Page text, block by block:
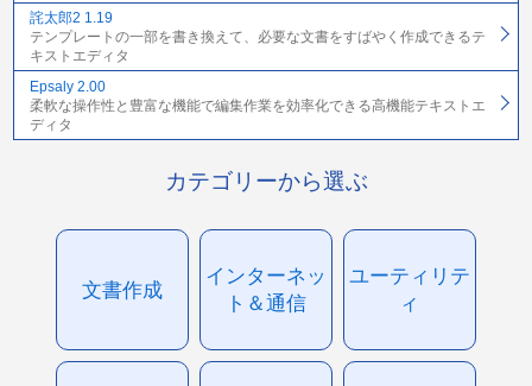
詫太郎2 1.19
テンプレートの一部を書き換えて、必要な文書をすばやく作成できるテ
キストエディタ
Epsaly 2.00
柔軟な操作性と豊富な機能で編集作業を効率化できる高機能テキストエ
ディタ
カテゴリーから選ぶ
文書作成
インターネッ
ト＆通信
ユーティリテ
ィ